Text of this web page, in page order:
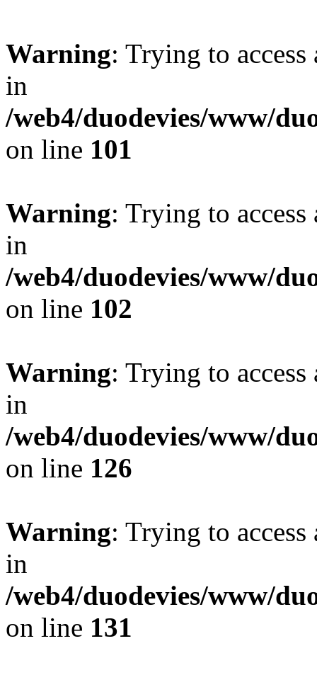
Warning: Trying to
in
/web4/duodevies/www/
on line 101
Warning: Trying to
in
/web4/duodevies/www/
on line 102
Warning: Trying to
in
/web4/duodevies/www/
on line 126
Warning: Trying to
in
/web4/duodevies/www/
on line 131